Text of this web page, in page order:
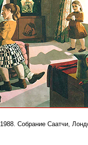
1988. Собрание Саатчи,